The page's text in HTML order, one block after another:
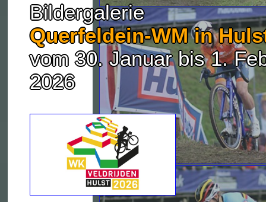
Bildergalerie
Querfeldein-WM in
vom 30. Januar bis 1.
2026